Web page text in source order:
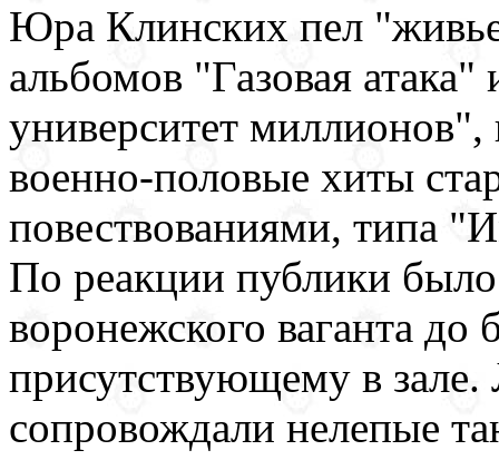
Юра Клинских пел
альбомов "Газовая
университет миллионов",
военно-половые хиты
повествованиями, типа
По реакции публики
воронежского ваганта
присутствующему в
сопровождали нелепые